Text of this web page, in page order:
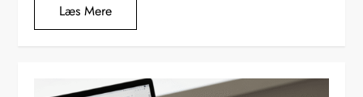
Læs Mere